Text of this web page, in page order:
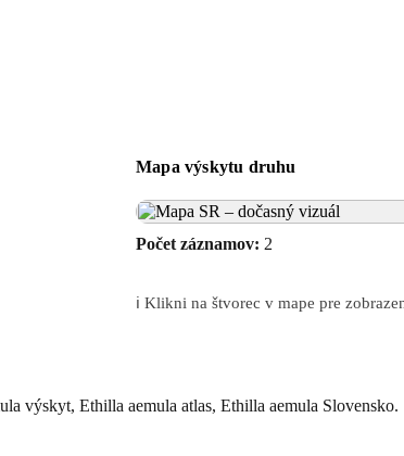
Mapa výskytu druhu
Počet záznamov: 2
ℹ️ Klikni na štvorec v mape pre
výskyt, Ethilla aemula atlas, Ethilla aemula Slovensko.